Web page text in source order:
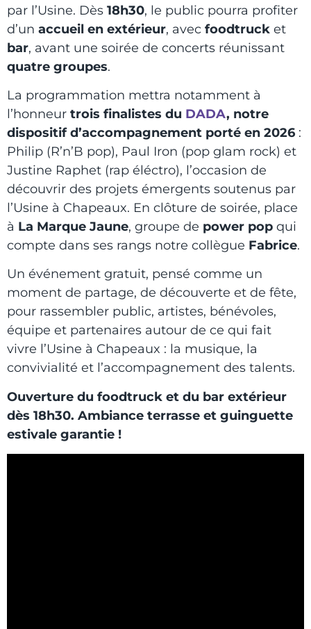
par l’Usine. Dès 18h30, le public pourra profiter
d’un accueil en extérieur, avec foodtruck et
bar, avant une soirée de concerts réunissant
quatre groupes.
La programmation mettra notamment à
l’honneur trois finalistes du DADA, notre
dispositif d’accompagnement porté en 2026 :
Philip (R’n’B pop), Paul Iron (pop glam rock) et
Justine Raphet (rap éléctro), l’occasion de
découvrir des projets émergents soutenus par
l’Usine à Chapeaux. En clôture de soirée, place
à La Marque Jaune, groupe de power pop qui
compte dans ses rangs notre collègue Fabrice.
Un événement gratuit, pensé comme un
moment de partage, de découverte et de fête,
pour rassembler public, artistes, bénévoles,
équipe et partenaires autour de ce qui fait
vivre l’Usine à Chapeaux : la musique, la
convivialité et l’accompagnement des talents.
Ouverture du foodtruck et du bar extérieur
dès 18h30. Ambiance terrasse et guinguette
estivale garantie !